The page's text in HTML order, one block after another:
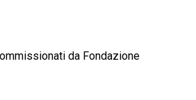
da Fondazione